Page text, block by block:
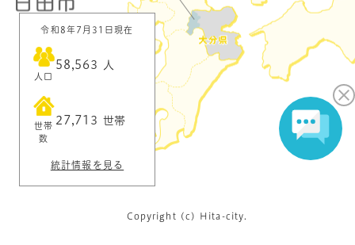
令和8年7月31日現在
人口
58,563 人
世帯
数
27,713 世帯
統計情報を見る
Copyright (c) Hita-city.